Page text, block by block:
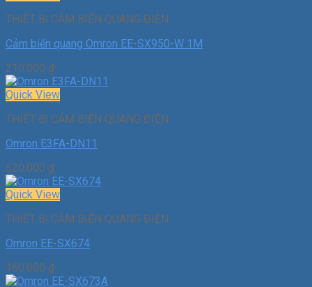
THIẾT BỊ CẢM BIẾN QUANG ĐIỆN
Cảm biến quang Omron EE-SX950-W 1M
210.000 ₫
Quick View
THIẾT BỊ CẢM BIẾN QUANG ĐIỆN
Omron E3FA-DN11
520.000 ₫
Quick View
THIẾT BỊ CẢM BIẾN QUANG ĐIỆN
Omron EE-SX674
160.000 ₫